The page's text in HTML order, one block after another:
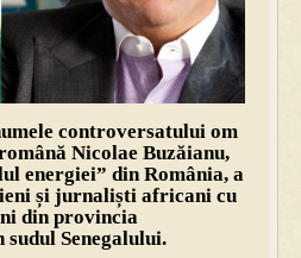
controversatului om
Nicolae Buzăianu,
energiei” din România, a
și jurnaliști africani cu
din provincia
sudul Senegalului.